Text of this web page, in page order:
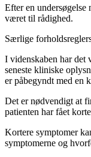
Efter en
været til rådighed.
Særlige forholdsregler
I videnskaben har
seneste kliniske
er påbegyndt med en
Det er nødvendigt at
patienten har fået
Kortere symptomer
symptomerne og